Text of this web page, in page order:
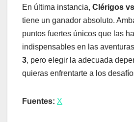
En última instancia, Clérigos
tiene un ganador absoluto.
puntos fuertes únicos que las
indispensables en las
3, pero elegir la adecuada
quieras enfrentarte a los
Fuentes: X